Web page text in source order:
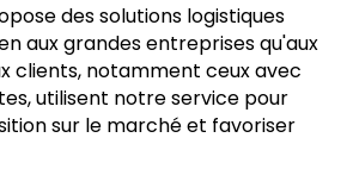
des solutions logistiques
aux grandes entreprises qu'aux
clients, notamment ceux avec
utilisent notre service pour
sur le marché et favoriser